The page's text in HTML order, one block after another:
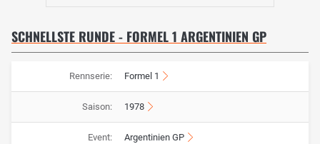
SCHNELLSTE RUNDE - FORMEL 1 ARGENTINIEN GP
Rennserie: Formel 1
Saison: 1978
Event: Argentinien GP